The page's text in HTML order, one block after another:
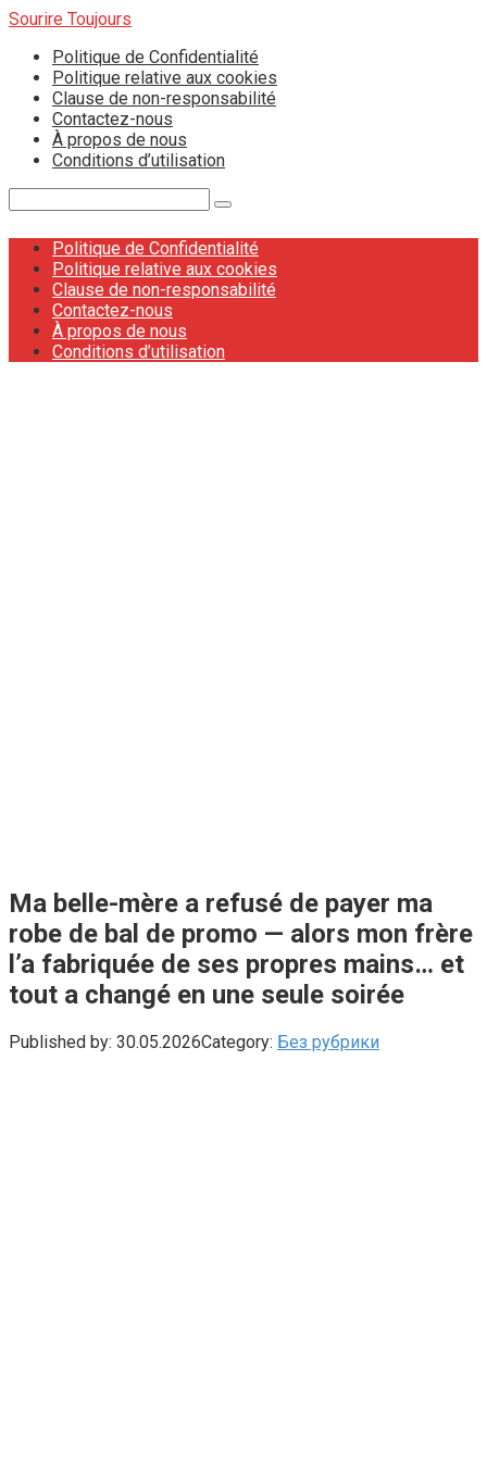
Skip
content
Sourire Toujours
Politique de Confidentialité
Politique relative aux cookies
Clause de non-responsabilité
Contactez-nous
À propos de nous
Conditions d’utilisation
Politique de Confidentialité
Politique relative aux cookies
Clause de non-responsabilité
Contactez-nous
À propos de nous
Conditions d’utilisation
Ma belle-mère a refusé de payer ma
robe de bal de promo — alors mon frère
l’a fabriquée de ses propres mains… et
tout a changé en une seule soirée
Published by: 30.05.2026Category: Без рубрики